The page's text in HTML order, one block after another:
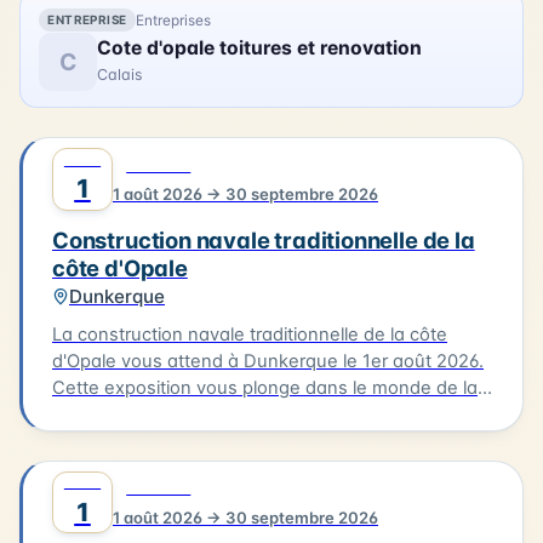
Canche il y a plus d'un siècle.
ENTREPRISE Entreprises
C Cote d'opale toitures et renovation
Calais
1 1 août 2026 → 30 septembre 2026
Construction navale traditionnelle de la
côte d'Opale
Dunkerque
La construction navale traditionnelle de la côte
d'Opale vous attend à Dunkerque le 1er août 2026.
Cette exposition vous plonge dans le monde de la
Vous découvrirez les différentes étapes de la
construction d'un bateau, de la conception à la
mise à l'eau. L'exposition vous offre l'occasion de
1 1 août 2026 → 30 septembre 2026